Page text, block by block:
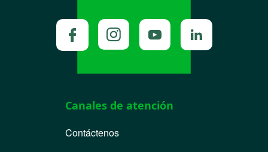
Canales de atención
Contáctenos